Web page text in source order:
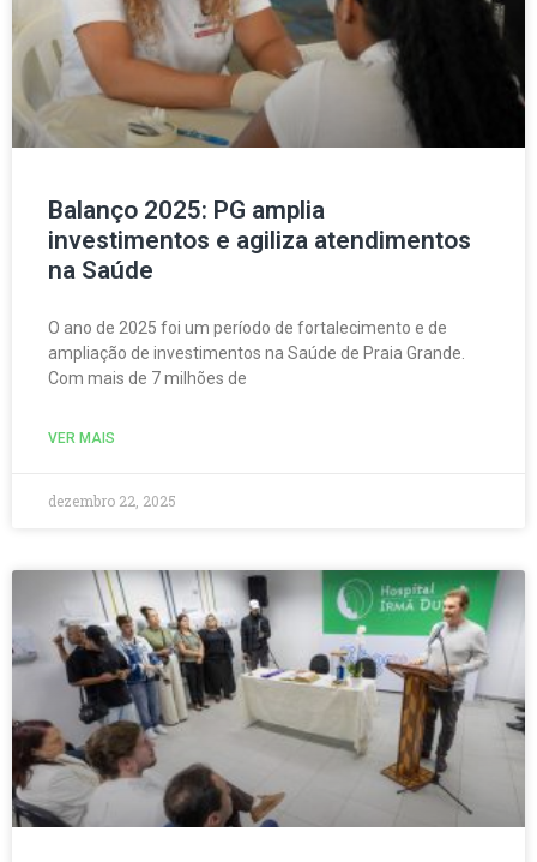
Balanço 2025: PG amplia
investimentos e agiliza atendimentos
na Saúde
O ano de 2025 foi um período de fortalecimento e de
ampliação de investimentos na Saúde de Praia Grande.
Com mais de 7 milhões de
VER MAIS
dezembro 22, 2025